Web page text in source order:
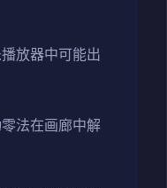
放器中可能出
法在画廊中解